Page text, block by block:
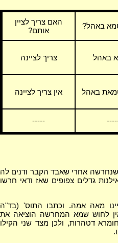
באהל?
האם צריך לציין
אותם?
באהל צריך לציינה
באהל אין צריך לציינה
-----
אחרי שאבד הקבר ודנים לה
גדלים צפופים שאז ודאי חרשו
מאה אמה. וכתבו התוס' (בד"ה
לחוש שמא המחרשה הוציאה את
דטהרות, ולכן מצד שני הקילו